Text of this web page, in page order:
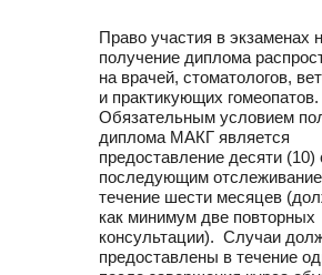
Право участия в экзаменах
получение диплома
на врачей, стоматологов,
и практикующих гомеопатов.
Обязательным условием
диплома МАКГ является
предоставление десяти (10)
последующим
течение шести месяцев
как минимум две повторных
консультации). Случаи
предоставлены в течение